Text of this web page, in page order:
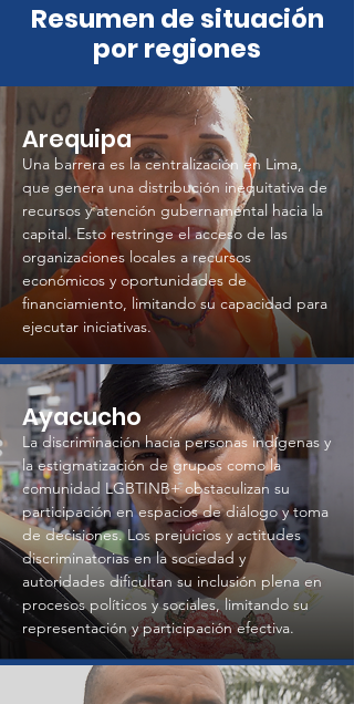
Resumen de situación
por regiones
Arequipa
Una barrera es la centralización en Lima,
que genera una distribución inequitativa de
recursos y atención gubernamental hacia la
capital. Esto restringe el acceso de las
organizaciones locales a recursos
económicos y oportunidades de
financiamiento, limitando su capacidad para
ejecutar iniciativas.
Ayacucho
La discriminación hacia personas indígenas y
la estigmatización de grupos como la
comunidad LGBTINB+ obstaculizan su
participación en espacios de diálogo y toma
de decisiones. Los prejuicios y actitudes
discriminatorias en la sociedad y
autoridades dificultan su inclusión plena en
procesos políticos y sociales, limitando su
representación y participación efectiva.